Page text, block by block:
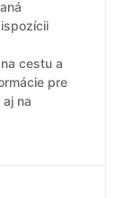
cestu a
pre
na